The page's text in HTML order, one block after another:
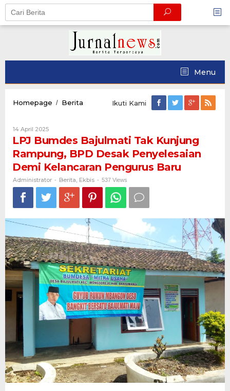
Skip
content
Menu
Homepage / Berita
Kunjung
Rampung,
BPD
Desak
Kelancaran
Pengurus
Ikuti Kami
14 April 2025Oleh
Administrator
LPJ Bumdes Bajulmati Tak Kunjung
Rampung, BPD Desak Penyelesaian
Demi Kelancaran Pengurus Baru
Administrator - Berita, Ekbis - 537 Views